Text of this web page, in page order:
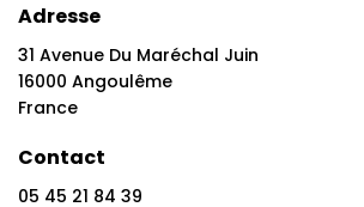
Adresse
31 Avenue Du Maréchal Juin
16000 Angoulême
France
Contact
05 45 21 84 39